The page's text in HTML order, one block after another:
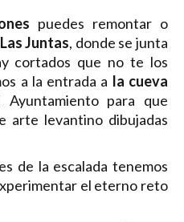
puedes remontar o
Juntas, donde se junta
cortados que no te los
a la entrada a la cueva
para que
arte levantino dibujadas
de la escalada tenemos
el eterno reto